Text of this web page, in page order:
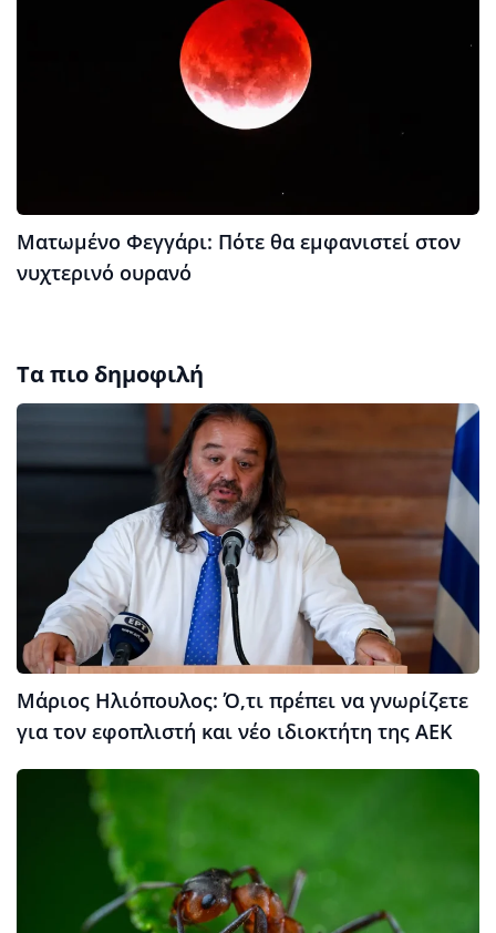
Ματωμένο Φεγγάρι: Πότε θα εμφανιστεί στον
νυχτερινό ουρανό
Τα πιο δημοφιλή
Μάριος Ηλιόπουλος: Ό,τι πρέπει να γνωρίζετε
για τον εφοπλιστή και νέο ιδιοκτήτη της ΑΕΚ